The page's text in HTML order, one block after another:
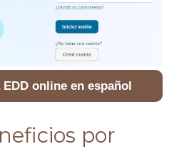
online en español
por